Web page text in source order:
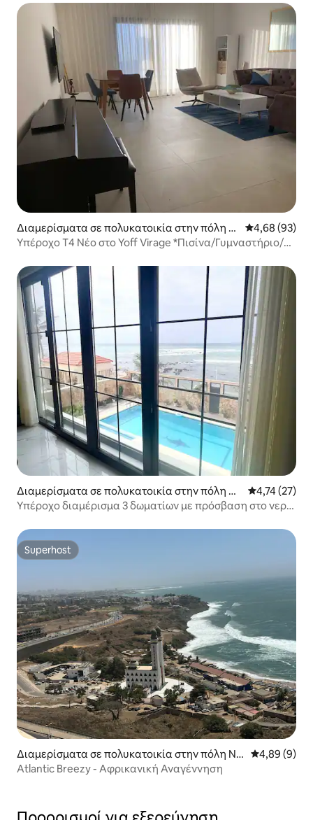
Διαμερίσματα σε πολυκατοικία στην πόλη N
dakhar
Μέση
4,68 (93)
Υπέροχο T4 Νέο στο Yoff Virage *Πισίνα/Γυμναστήριο/
Διαμερίσματα σε πολυκατοικία στην πόλη Nd
akhar
Μέση
4,74 (27)
Υπέροχο διαμέρισμα 3 δωματίων με πρόσβαση στο νερό
Superhost
Superhost
Διαμερίσματα σε πολυκατοικία στην πόλη Nd
akhar
Μέση
4,89 (9)
Atlantic Breezy - Αφρικανική Αναγέννηση